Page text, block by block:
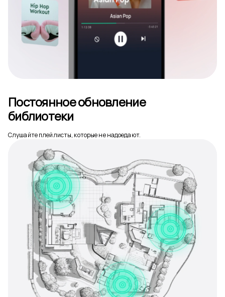
Постоянное обновление
библиотеки
Слушайте плейлисты, которые не надоедают.